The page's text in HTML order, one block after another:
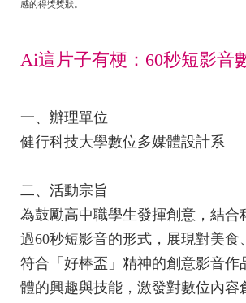
感的得獎獎狀。
Ai這片子有梗：60秒短影音
一、辦理單位
健行科技大學數位多媒體設計系
二、活動宗旨
為鼓勵高中職學生發揮創意，結合
過60秒短影音的形式，展現對美食
符合「好棒盃」精神的創意影音作
體的興趣與技能，激發對數位內容